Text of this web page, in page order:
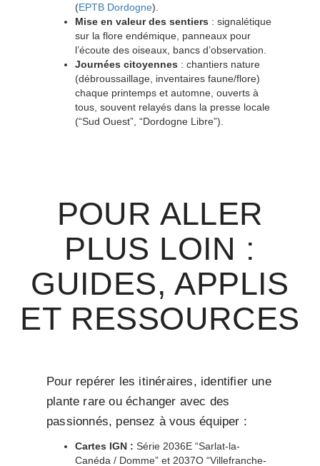
(EPTB Dordogne).
Mise en valeur des sentiers : signalétique
sur la flore endémique, panneaux pour
l’écoute des oiseaux, bancs d’observation.
Journées citoyennes : chantiers nature
(débroussaillage, inventaires faune/flore)
chaque printemps et automne, ouverts à
tous, souvent relayés dans la presse locale
(“Sud Ouest”, “Dordogne Libre”).
POUR ALLER
PLUS LOIN :
GUIDES, APPLIS
ET RESSOURCES
Pour repérer les itinéraires, identifier une
plante rare ou échanger avec des
passionnés, pensez à vous équiper :
Cartes IGN : Série 2036E “Sarlat-la-
Canéda / Domme” et 2037O “Villefranche-